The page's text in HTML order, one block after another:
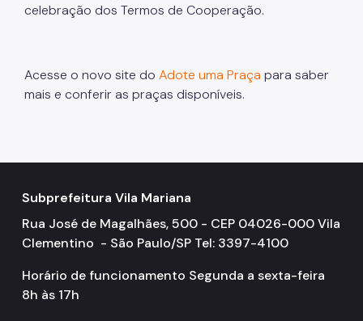
celebração dos Termos de Cooperação.
Acesse o novo site do Adote uma Praça para saber
mais e conferir as praças disponíveis.
Subprefeitura Vila Mariana
Rua José de Magalhães, 500 - CEP 04026-000 Vila
Clementino - São Paulo/SP Tel: 3397-4100
Horário de funcionamento Segunda a sexta-feira
8h às 17h